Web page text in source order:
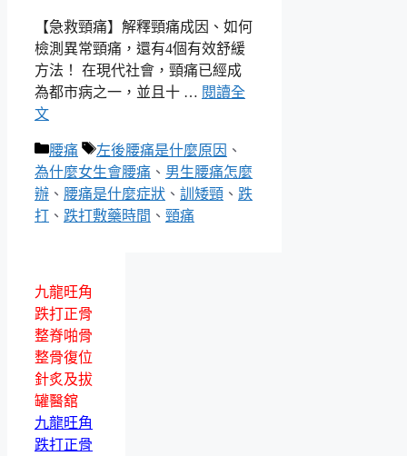
【急救頸痛】解釋頸痛成因、如何
檢測異常頸痛，還有4個有效舒緩
方法！ 在現代社會，頸痛已經成
為都市病之一，並且十 … 閱讀全
文
分
類
腰痛
標
籤
左後腰痛是什麼原因 、
為什麼女生會腰痛 、 男生腰痛怎麼
辦 、 腰痛是什麼症狀 、 訓矮頸 、 跌
打 、 跌打敷藥時間 、 頸痛
九龍旺角
跌打正骨
整脊啪骨
整骨復位
針炙及拔
罐醫舘
九龍旺角
跌打正骨